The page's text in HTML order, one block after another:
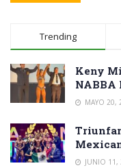
Trending
Keny
NABBA
MAYO 20,
JUNIO 11,